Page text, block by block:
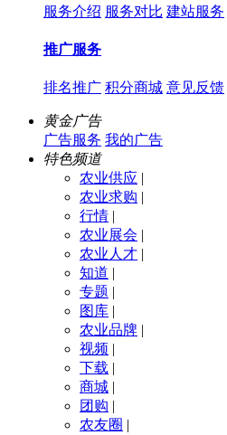
服务介绍 服务对比 建站服务
推广服务
排名推广 积分商城 意见反馈
黄金广告
广告服务 我的广告
特色频道
农业供应 |
农业求购 |
行情 |
农业展会 |
农业人才 |
知道 |
专题 |
图库 |
农业品牌 |
视频 |
下载 |
商城 |
团购 |
农友圈 |